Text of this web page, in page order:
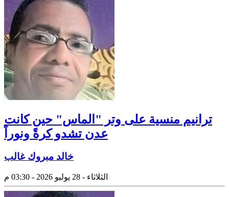
ترانيم منسية على وتر "الماس" حين كانت
عدن تشدو كرةً ونوراً
خالد مبروك غالب
الثلاثاء - 28 يوليو 2026 - 03:30 م